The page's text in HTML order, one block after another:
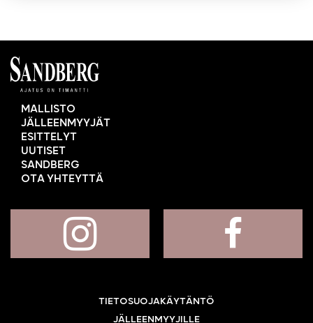
MALLISTO
JÄLLEENMYYJÄT
ESITTELYT
UUTISET
SANDBERG
OTA YHTEYTTÄ
TIETOSUOJAKÄYTÄNTÖ
JÄLLEENMYYJILLE